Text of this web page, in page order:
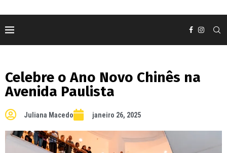
Celebre o Ano Novo Chinês na
Avenida Paulista
Juliana Macedo janeiro 26, 2025